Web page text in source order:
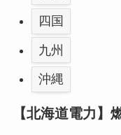
四国
九州
沖縄
【北海道電力】